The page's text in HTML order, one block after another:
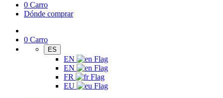
0 Carro
Dónde comprar
0 Carro
ES
EN
EN
FR
EU